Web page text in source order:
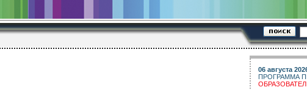
06 августа
ПРОГРАММА